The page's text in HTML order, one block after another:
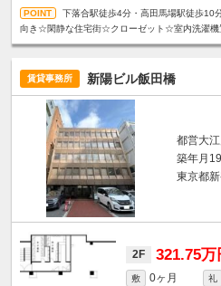
下落合駅徒歩4分・高田馬場駅徒歩10
向き☆閑静な住宅街☆クローゼット☆室内洗濯機
賃貸事務所 新陽ビル飯田橋
都営大
築年月
東京都
2F 321.75万
敷 0ヶ月 礼